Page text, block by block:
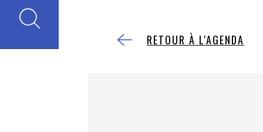
RETOUR À L'AGENDA